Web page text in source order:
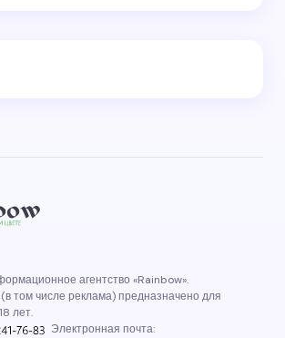
агентство «Rainbow».
том числе реклама) предназначено для
лет.
Электронная почта: